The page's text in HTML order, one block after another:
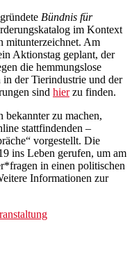
Bündnis für
im Kontext
mitunterzeichnet. Am
Aktionstag geplant, der
die hemmungslose
der Tierindustrie und der
sind hierzu finden.
bekannter zu machen,
stattfindenden –
vorgestellt. Die
ins Leben gerufen, um am
in einen politischen
Informationen zur